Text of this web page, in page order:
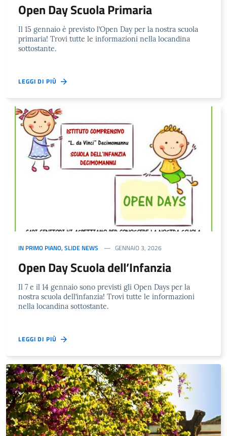
Open Day Scuola Primaria
Il 15 gennaio è previsto l’Open Day per la nostra scuola
primaria! Trovi tutte le informazioni nella locandina
sottostante.
LEGGI DI PIÙ
IN PRIMO PIANO, SLIDE NEWS GENNAIO 3, 2026
Open Day Scuola dell’Infanzia
Il 7 e il 14 gennaio sono previsti gli Open Days per la
nostra scuola dell’infanzia! Trovi tutte le informazioni
nella locandina sottostante.
LEGGI DI PIÙ